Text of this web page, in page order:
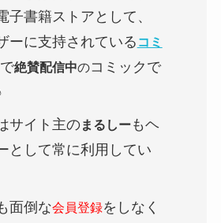
子書籍ストアとして、
ーに支持されている コミ
で絶賛配信中のコミックで
サイト主のまるしーもヘ
として常に利用してい
面倒な会員登録をしなく